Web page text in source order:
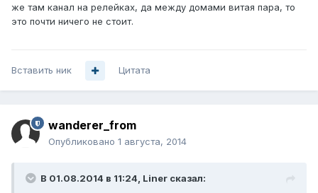
же там канал на релейках, да между домами витая пара, то
это почти ничего не стоит.
Вставить ник Цитата
wanderer_from
Опубликовано 1 августа, 2014
В 01.08.2014 в 11:24, Liner сказал: